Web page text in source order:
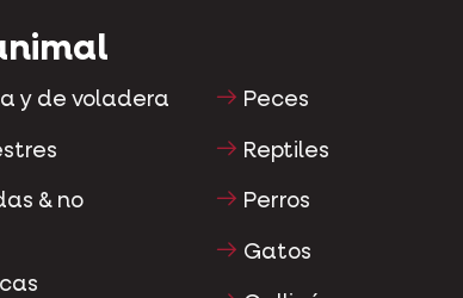
y de voladera
& no
Peces
Reptiles
Perros
Gatos